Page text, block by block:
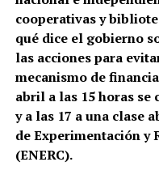
cooperativas y
qué dice el gobierno
las acciones para
mecanismo de
abril a las 15 horas se
y a las 17 a una clase
de Experimentación y
(ENERC).